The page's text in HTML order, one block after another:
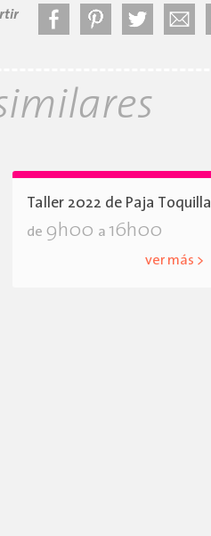
Taller 2022 de Paja Toquilla
de 9h00 a 16h00
ver más >